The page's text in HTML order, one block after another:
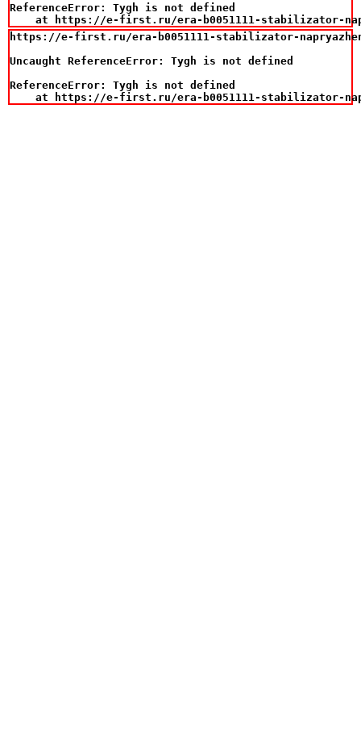
ReferenceError: Tygh is not defined
at https://e-first.ru/era-b0051111-stabilizator-
https://e-first.ru/era-b0051111-stabilizator-
Uncaught ReferenceError: Tygh is not defined
ReferenceError: Tygh is not defined
at https://e-first.ru/era-b0051111-stabilizator-